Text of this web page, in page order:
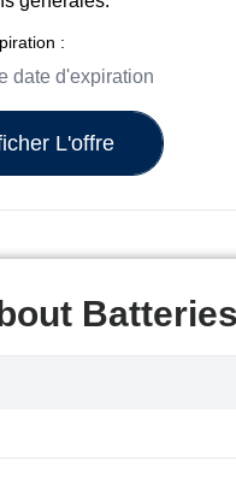
:
date d'expiration
L'offre